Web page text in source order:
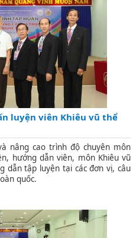
luyện viên Khiêu vũ thể
nâng cao trình độ chuyên môn
hướng dẫn viên, môn Khiêu vũ
dẫn tập luyện tại các đơn vị, câu
quốc.